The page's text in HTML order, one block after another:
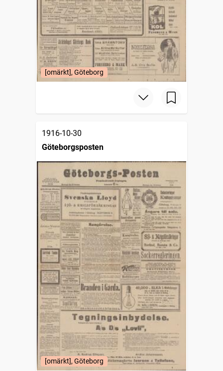
[omärkt], Göteborg
1916-10-30
Göteborgsposten
[omärkt], Göteborg